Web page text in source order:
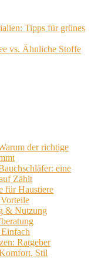
Tipps für grünes
vs. Ähnliche Stoffe
der richtige
eine
Zählt
für Haustiere
& Nutzung
Ratgeber
Stil